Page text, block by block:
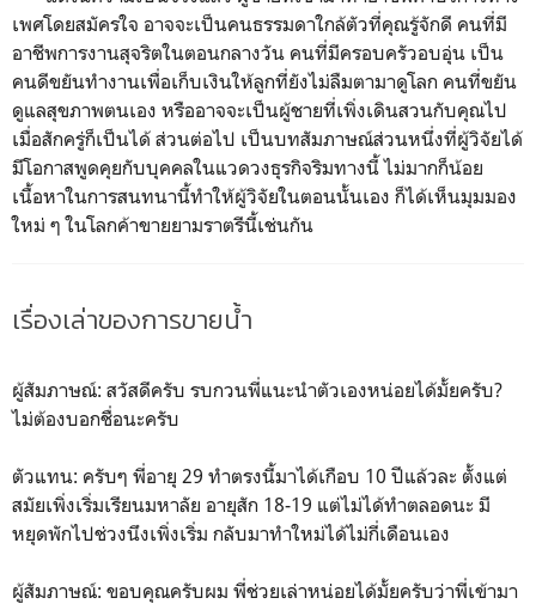
เพศโดยสมัครใจ อาจจะเป็นคนธรรมดาใกล้ตัวที่คุณรู้จักดี คนที่มี
อาชีพการงานสุจริตในตอนกลางวัน คนที่มีครอบครัวอบอุ่น เป็น
คนดีขยันทำงานเพื่อเก็บเงินให้ลูกที่ยังไม่ลืมตามาดูโลก คนที่ขยัน
ดูแลสุขภาพตนเอง หรืออาจจะเป็นผู้ชายที่เพิ่งเดินสวนกับคุณไป
เมื่อสักครู่ก็เป็นได้ ส่วนต่อไป เป็นบทสัมภาษณ์ส่วนหนึ่งที่ผู้วิจัยได้
มีโอกาสพูดคุยกับบุคคลในแวดวงธุรกิจริมทางนี้ ไม่มากก็น้อย
เนื้อหาในการสนทนานี้ทำให้ผู้วิจัยในตอนนั้นเอง ก็ได้เห็นมุมมอง
ใหม่ ๆ ในโลกค้าขายยามราตรีนี้เช่นกัน
เรื่องเล่าของการขายน้ำ
ผู้สัมภาษณ์: สวัสดีครับ รบกวนพี่แนะนำตัวเองหน่อยได้มั้ยครับ?
ไม่ต้องบอกชื่อนะครับ
ตัวแทน: ครับๆ พี่อายุ 29 ทำตรงนี้มาได้เกือบ 10 ปีแล้วละ ตั้งแต่
สมัยเพิ่งเริ่มเรียนมหาลัย อายุสัก 18-19 แต่ไม่ได้ทำตลอดนะ มี
หยุดพักไปช่วงนึงเพิ่งเริ่ม กลับมาทำใหม่ได้ไม่กี่เดือนเอง
ผู้สัมภาษณ์: ขอบคุณครับผม พี่ช่วยเล่าหน่อยได้มั้ยครับว่าพี่เข้ามา